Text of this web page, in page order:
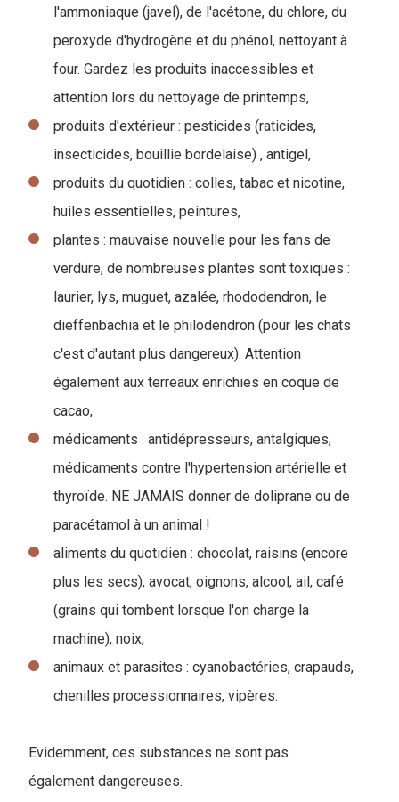
l'ammoniaque (javel), de l'acétone, du chlore, du
peroxyde d'hydrogène et du phénol, nettoyant à
four. Gardez les produits inaccessibles et
attention lors du nettoyage de printemps,
produits d'extérieur : pesticides (raticides,
insecticides, bouillie bordelaise) , antigel,
produits du quotidien : colles, tabac et nicotine,
huiles essentielles, peintures,
plantes : mauvaise nouvelle pour les fans de
verdure, de nombreuses plantes sont toxiques :
laurier, lys, muguet, azalée, rhododendron, le
dieffenbachia et le philodendron (pour les chats
c'est d'autant plus dangereux). Attention
également aux terreaux enrichies en coque de
cacao,
médicaments : antidépresseurs, antalgiques,
médicaments contre l'hypertension artérielle et
thyroïde. NE JAMAIS donner de doliprane ou de
paracétamol à un animal !
aliments du quotidien : chocolat, raisins (encore
plus les secs), avocat, oignons, alcool, ail, café
(grains qui tombent lorsque l'on charge la
machine), noix,
animaux et parasites : cyanobactéries, crapauds,
chenilles processionnaires, vipères.
Evidemment, ces substances ne sont pas
également dangereuses.